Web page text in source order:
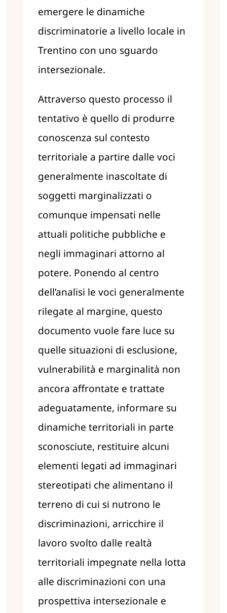
emergere le dinamiche
discriminatorie a livello locale in
Trentino con uno sguardo
intersezionale.
Attraverso questo processo il
tentativo è quello di produrre
conoscenza sul contesto
territoriale a partire dalle voci
generalmente inascoltate di
soggetti marginalizzati o
comunque impensati nelle
attuali politiche pubbliche e
negli immaginari attorno al
potere. Ponendo al centro
dell’analisi le voci generalmente
rilegate al margine, questo
documento vuole fare luce su
quelle situazioni di esclusione,
vulnerabilità e marginalità non
ancora affrontate e trattate
adeguatamente, informare su
dinamiche territoriali in parte
sconosciute, restituire alcuni
elementi legati ad immaginari
stereotipati che alimentano il
terreno di cui si nutrono le
discriminazioni, arricchire il
lavoro svolto dalle realtà
territoriali impegnate nella lotta
alle discriminazioni con una
prospettiva intersezionale e